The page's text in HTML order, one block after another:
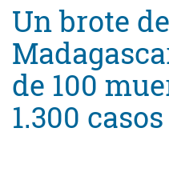
Un brote
de 100
1.300